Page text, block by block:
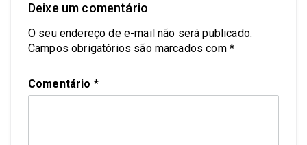
Deixe um comentário
O seu endereço de e-mail não será publicado.
Campos obrigatórios são marcados com *
Comentário *